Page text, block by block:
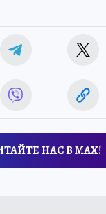
НАС В МАХ!